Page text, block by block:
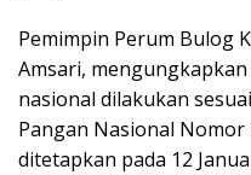
Pemimpin Perum Bulog
Amsari,
nasional dilakukan
Pangan Nasional
ditetapkan pada 12